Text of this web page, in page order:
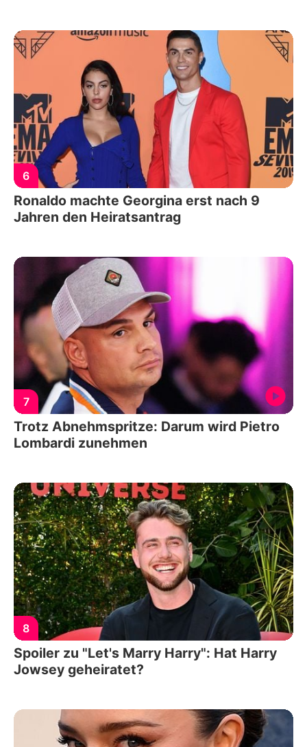
6
Ronaldo machte Georgina erst nach 9
Jahren den Heiratsantrag
7
Trotz Abnehmspritze: Darum wird Pietro
Lombardi zunehmen
8
Spoiler zu "Let's Marry Harry": Hat Harry
Jowsey geheiratet?